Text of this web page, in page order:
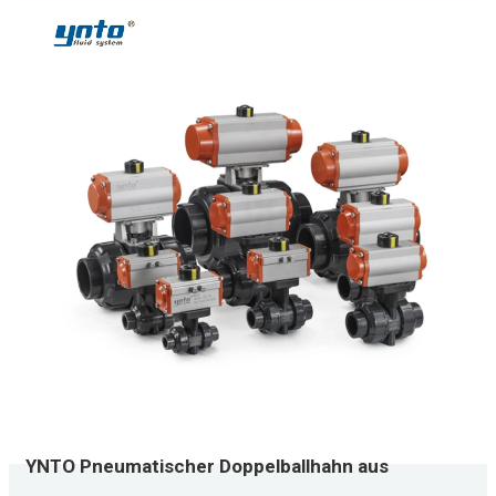
YNTO Pneumatischer Doppelballhahn aus